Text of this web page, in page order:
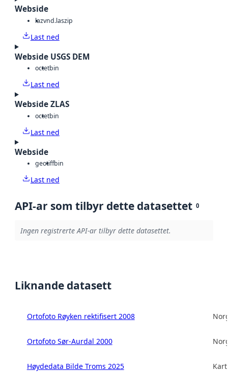
Webside
lazvnd.laszip
Last ned
Webside USGS DEM
octetbin
Last ned
Webside ZLAS
octetbin
Last ned
Webside
geotiffbin
Last ned
API-ar som tilbyr dette datasettet 0
Ingen registrerte API-ar tilbyr dette datasettet.
Liknande datasett
Ortofoto Røyken rektifisert 2008
Ortofoto Sør-Aurdal 2000
Høydedata Bilde Troms 2025